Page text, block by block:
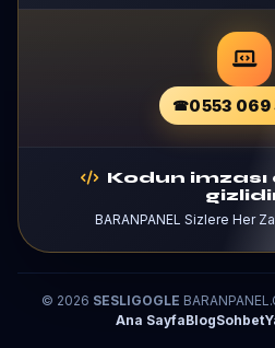
0553 069
Kodun
BARANPANEL Sizlere Her
© 2026 SESLIGOGLE
Ana SayfaBlogSohbet